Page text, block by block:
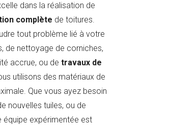
dans la réalisation de
complète de toitures.
tout problème lié à votre
de nettoyage de corniches,
accrue, ou de travaux de
utilisons des matériaux de
Que vous ayez besoin
nouvelles tuiles, ou de
expérimentée est